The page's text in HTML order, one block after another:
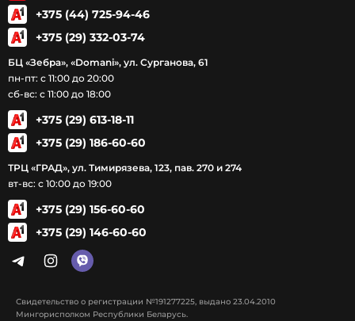
+375 (44) 725-94-46
+375 (29) 332-03-74
БЦ «Зебра», «Domani», ул. Сурганова, 61
пн-пт: с 11:00 до 20:00
сб-вс: с 11:00 до 18:00
+375 (29) 613-18-11
+375 (29) 186-60-60
ТРЦ «ГРАД», ул. Тимирязева, 123, пав. 270 и 274
вт-вс: с 10:00 до 19:00
+375 (29) 156-60-60
+375 (29) 146-60-60
Свидетельство о регистрации №191277225, выдано 23.04.2010
Мингорисполком Республики Беларусь.